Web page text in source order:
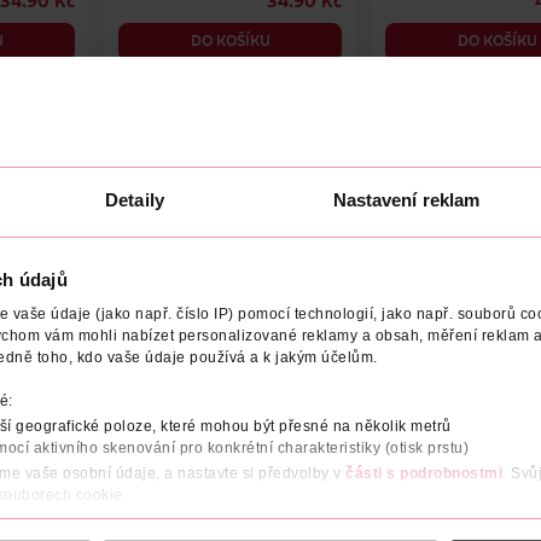
Detaily Nastavení reklam
údajů
vaše údaje (jako např. číslo IP) pomocí technologií, jako např. souborů
vám mohli nabízet personalizované reklamy a obsah, měření reklam
toho, kdo vaše údaje používá a k jakým účelům.
geografické poloze, které mohou být přesné na několik metrů
aktivního skenování pro konkrétní charakteristiky (otisk prstu)
vaše osobní údaje, a nastavte si předvolby v části s podrobnostmi.
cookie.
a reklam, funkcí sociálních médií, analýze návštěvnosti, které
DO KOŠÍKU DO KOŠÍKU
TYP VODY OCHUCENÉ VYROBENO V
mandarinky, limetky a zázvoru.
energetickému metabolismu
únavy a vyčerpání
a glykogenu